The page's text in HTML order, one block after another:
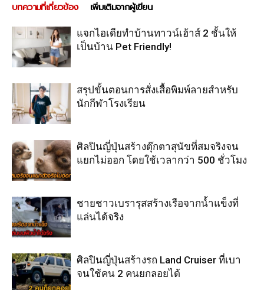
บทความที่เกี่ยวข้อง เพิ่มเติมจากผู้เขียน
แจกไอเดียทำบ้านทาวน์เฮ้าส์ 2 ชั้นให้
เป็นบ้าน Pet Friendly!
สรุปขั้นตอนการสั่งเสื้อพิมพ์ลายสำหรับ
นักกีฬาโรงเรียน
ศิลปินญี่ปุ่นสร้างตุ๊กตาสุนัขที่สมจริงจน
แยกไม่ออก โดยใช้เวลากว่า 500 ชั่วโมง
ชายชาวเบรารุสสร้างเรือจากน้ำแข็งที่
แล่นได้จริง
ศิลปินญี่ปุ่นสร้างรถ Land Cruiser ที่เบา
จนใช้คน 2 คนยกลอยได้